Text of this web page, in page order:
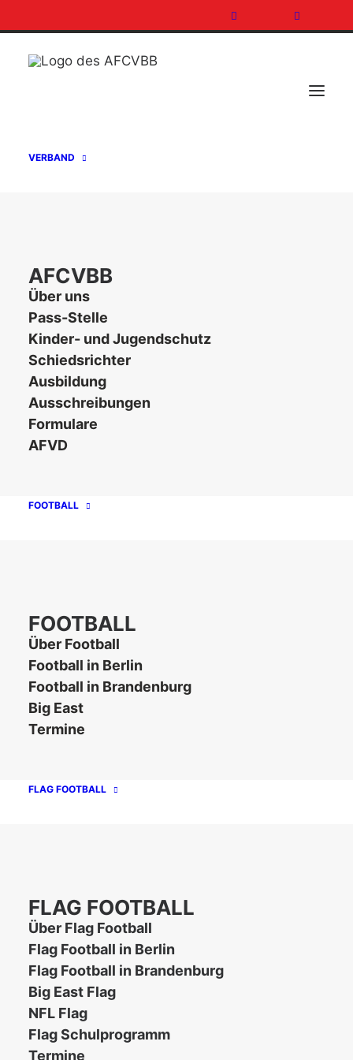
VERBAND
AFCVBB
Über uns
Pass-Stelle
Kinder- und Jugendschutz
Schiedsrichter
Ausbildung
Ausschreibungen
Formulare
AFVD
FOOTBALL
FOOTBALL
Über Football
Football in Berlin
Football in Brandenburg
Big East
Termine
FLAG FOOTBALL
FLAG FOOTBALL
Über Flag Football
Flag Football in Berlin
Flag Football in Brandenburg
Big East Flag
NFL Flag
Flag Schulprogramm
Termine
Dateigrösse
Datei-Anzahl
Erstellungsdatum
Zuletzt
Unsere Partner
Kontakt